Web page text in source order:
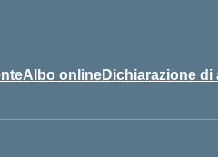
Albo onlineDichiarazione